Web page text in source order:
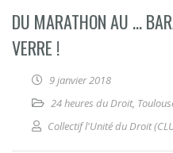
DU MARATHON AU …
VERRE !
9 janvier 2018
24 heures du Droit,
Collectif l'Unité du Droit